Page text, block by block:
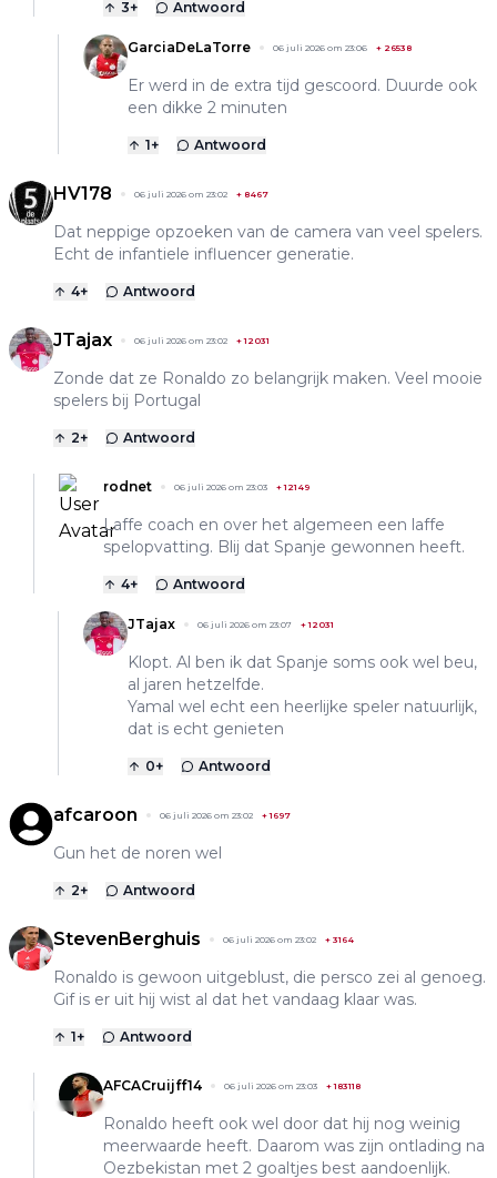
3+ Antwoord
GarciaDeLaTorre 06 juli 2026 om 23:06 + 26538
Er werd in de extra tijd gescoord. Duurde ook
een dikke 2 minuten
1+ Antwoord
HV178 06 juli 2026 om 23:02 + 8467
Dat neppige opzoeken van de camera van veel spelers.
Echt de infantiele influencer generatie.
4+ Antwoord
JTajax 06 juli 2026 om 23:02 +12031
Zonde dat ze Ronaldo zo belangrijk maken. Veel mooie
spelers bij Portugal
2+ Antwoord
rodnet 06 juli 2026 om 23:03 +12149
Laffe coach en over het algemeen een laffe
spelopvatting. Blij dat Spanje gewonnen heeft.
4+ Antwoord
JTajax 06 juli 2026 om 23:07 +12031
Klopt. Al ben ik dat Spanje soms ook wel beu,
al jaren hetzelfde.
Yamal wel echt een heerlijke speler natuurlijk,
dat is echt genieten
0+ Antwoord
afcaroon 06 juli 2026 om 23:02 +1697
Gun het de noren wel
2+ Antwoord
StevenBerghuis 06 juli 2026 om 23:02 + 3164
Ronaldo is gewoon uitgeblust, die persco zei al genoeg.
Gif is er uit hij wist al dat het vandaag klaar was.
1+ Antwoord
AFCACruijff14 06 juli 2026 om 23:03 +183118
Ronaldo heeft ook wel door dat hij nog weinig
meerwaarde heeft. Daarom was zijn ontlading na
Oezbekistan met 2 goaltjes best aandoenlijk.